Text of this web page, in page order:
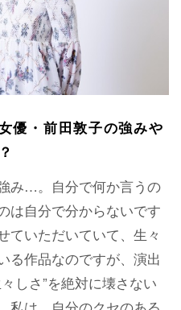
優・前田敦子の強み
み…。自分で何か言うの
は自分で分からないです
ていただいていて、生々
る作品なのですが、演出
しさ”を絶対に壊さない